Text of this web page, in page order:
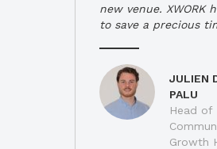
new venue. XWORK
to save a precious
JULIEN
PALU
Head of
Growth